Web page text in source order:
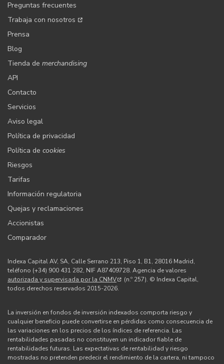
Preguntas frecuentes
Trabaja con nosotros
Prensa
Blog
Tienda de merchandising
API
Contacto
Servicios
Aviso legal
Política de privacidad
Política de cookies
Riesgos
Tarifas
Información regulatoria
Quejas y reclamaciones
Accionistas
Comparador
Indexa Capital AV, SA, Calle Serrano 213, Piso 1, B1, 28016 Madrid,
teléfono (+34) 900 431 282, NIF A87409728. Agencia de valores
autorizada y supervisada por la CNMV
(n.º 257). © Indexa Capital,
todos derechos reservados 2015-2026.
La inversión en fondos de inversión indexados comporta riesgo y
cualquier beneficio puede convertirse en pérdidas como consecuencia de
las variaciones en los precios de los índices de referencia. Las
rentabilidades pasadas no constituyen un indicador fiable de
rentabilidades futuras. Las expectativas de rentabilidad y riesgo
mostradas no pretenden predecir el rendimiento de la cartera, ni tampoco